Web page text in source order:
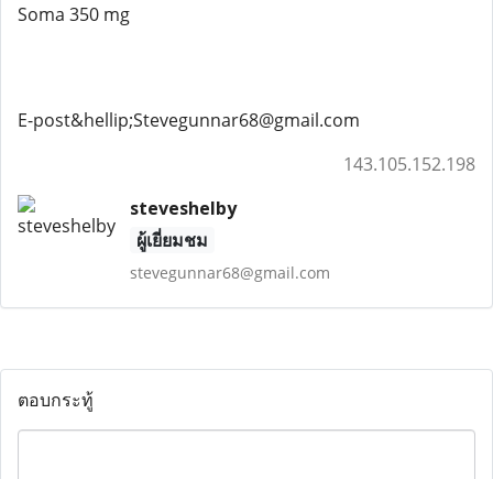
Soma 350 mg
E-post&hellip;Stevegunnar68@gmail.com
143.105.152.198
steveshelby
ผู้เยี่ยมชม
stevegunnar68@gmail.com
ตอบกระทู้